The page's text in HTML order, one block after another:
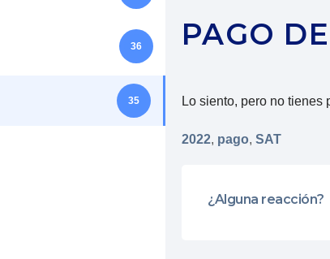
36
35
PAGO
Lo siento, pero no tienes
2022, pago,SAT
¿Alguna reacción?